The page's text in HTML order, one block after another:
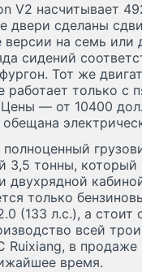
V2 насчитывает
двери сделаны
версии на семь или
сидений
Тот же
работает только с
— от 10400
полноценный
3,5 тонны, который
двухрядной
только
(133 л.с.), а стоит
всей
Ruixiang, в
время.